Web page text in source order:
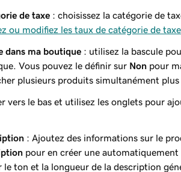
de taxe : choisissez la catégorie de
ou modifiez les taux de catégorie de taxe
dans ma boutique : utilisez la bascule
Vous pouvez le définir sur Non pour
plusieurs produits simultanément plus
vers le bas et utilisez les onglets pour
: Ajoutez des informations sur le
pour en créer une
le ton et la longueur de la description